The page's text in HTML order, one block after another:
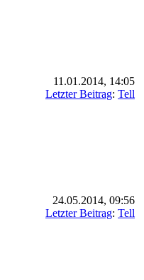
11.01.2014, 14:05
Letzter Beitrag: Tell
24.05.2014, 09:56
Letzter Beitrag: Tell